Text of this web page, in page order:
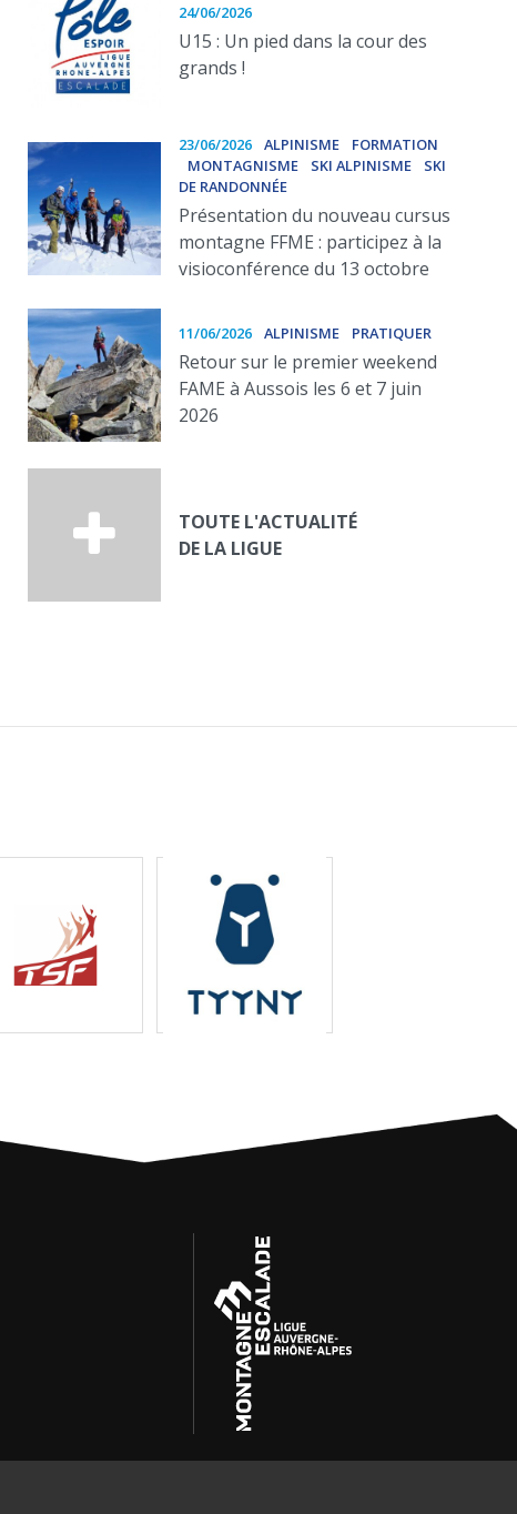
24/06/2026
U15 : Un pied dans la cour des
grands !
23/06/2026 ALPINISME
FORMATION
MONTAGNISME
SKI ALPINISME
SKI
DE RANDONNÉE
Présentation du nouveau cursus
montagne FFME : participez à la
visioconférence du 13 octobre
11/06/2026 ALPINISME PRATIQUER
Retour sur le premier weekend
FAME à Aussois les 6 et 7 juin
2026
TOUTE L'ACTUALITÉ
DE LA LIGUE